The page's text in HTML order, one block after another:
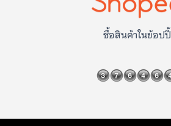
ซื้อสินค้าในข้อปปี้